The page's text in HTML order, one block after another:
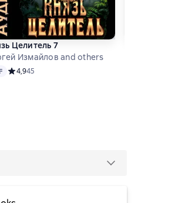
Целитель 7
Измайлов and others
Средний рейтинг 4,9 на основе 45 оценок
4,945